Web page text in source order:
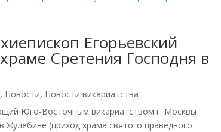
Егорьевский
Сретения Господня в
, Новости, Новости викариатства
Юго-Восточным викариатством г. Москвы
(приход храма святого праведного